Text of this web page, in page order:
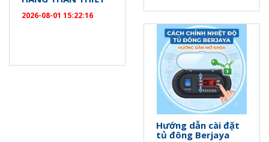
2026-08-01 15:22:16
Hướng dẫn cài đặt
tủ đông Berjaya